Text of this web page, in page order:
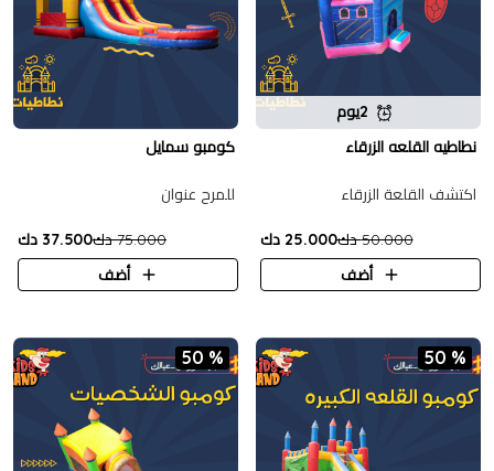
2يوم
نطاطيه القلعه الزرقاء
اكتشف القلعة الزرقاء
50.000 دك
25.000 دك
أضف
كومبو سمايل
للمرح عنوان
75.000 دك
37.500 دك
أضف
50 %
50 %